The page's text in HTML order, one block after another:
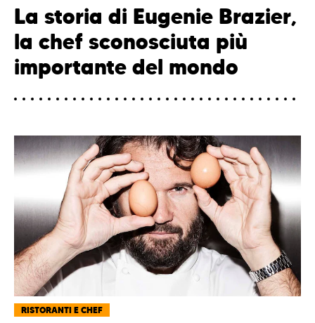
La storia di Eugenie Brazier,
la chef sconosciuta più
importante del mondo
RISTORANTI E CHEF